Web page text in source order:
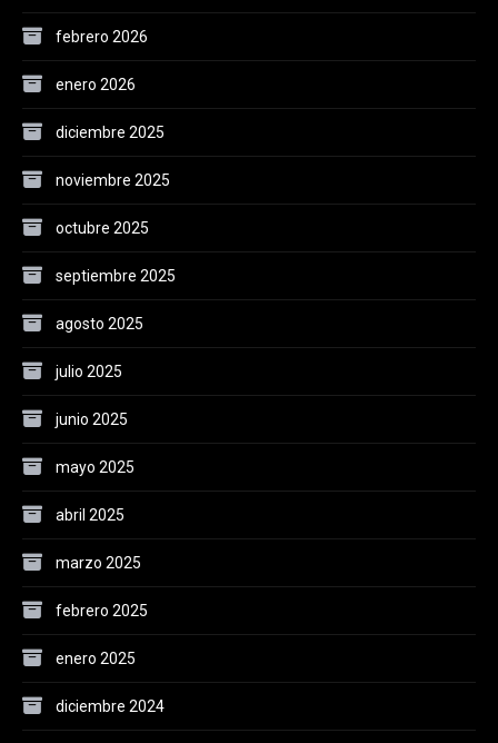
febrero 2026
enero 2026
diciembre 2025
noviembre 2025
octubre 2025
septiembre 2025
agosto 2025
julio 2025
junio 2025
mayo 2025
abril 2025
marzo 2025
febrero 2025
enero 2025
diciembre 2024